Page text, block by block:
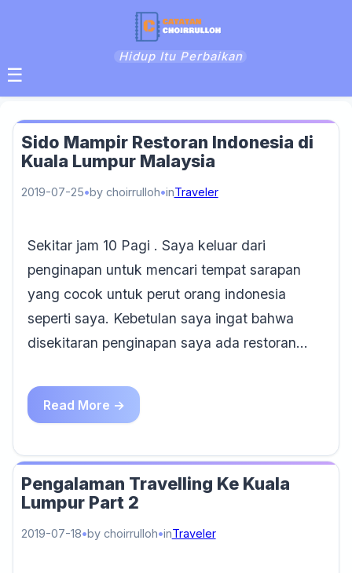
Hidup Itu Perbaikan
☰
Sido Mampir Restoran Indonesia di
Kuala Lumpur Malaysia
2019-07-25 by choirrulloh inTraveler
Sekitar jam 10 Pagi . Saya keluar dari
penginapan untuk mencari tempat sarapan
yang cocok untuk perut orang indonesia
seperti saya. Kebetulan saya ingat bahwa
disekitaran penginapan saya ada restoran…
Read More →
Pengalaman Travelling Ke Kuala
Lumpur Part 2
2019-07-18 by choirrulloh inTraveler